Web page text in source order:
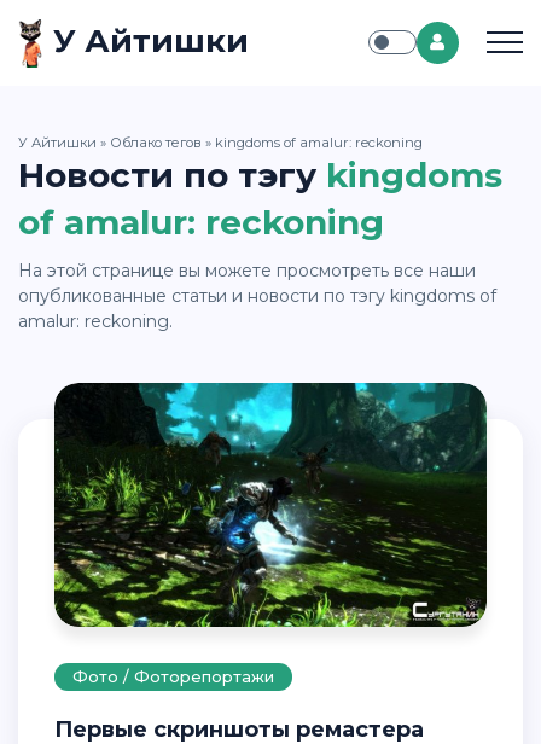
У Айтишки
У Айтишки » Облако тегов » kingdoms of amalur: reckoning
Новости по тэгу kingdoms
of amalur: reckoning
На этой странице вы можете просмотреть все наши
опубликованные статьи и новости по тэгу kingdoms of
amalur: reckoning.
Фото / Фоторепортажи
Первые скриншоты ремастера